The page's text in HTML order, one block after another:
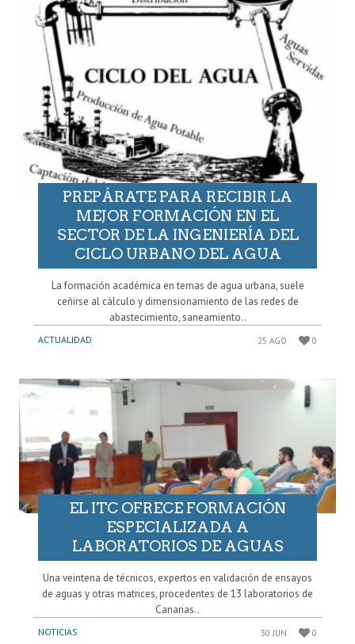
PREPÁRATE PARA RECIBIR LA
MEJOR FORMACIÓN EN EL
SECTOR DE LA INGENIERÍA DEL
CICLO URBANO DEL AGUA
La formación académica en temas de agua urbana, suele
ceñirse al cálculo y dimensionamiento de las redes de
abastecimiento, saneamiento..
ACTUALIDAD 25 AGO 0
EL ITC OFRECE FORMACIÓN
ESPECIALIZADA A
LABORATORIOS DE AGUAS
Una veintena de técnicos, expertos en validación de ensayos
de aguas y otras matrices, procedentes de 13 laboratorios de
Canarias..
NOTICIAS 30 JUN 0